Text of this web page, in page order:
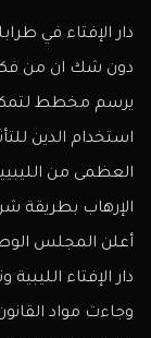
دار الإفتاء في
دون شك ان من فكر
يرسم مخطط
استخدام الدين
العظمى من
الإرهاب بطريقة
دار الإفتاء الليبية